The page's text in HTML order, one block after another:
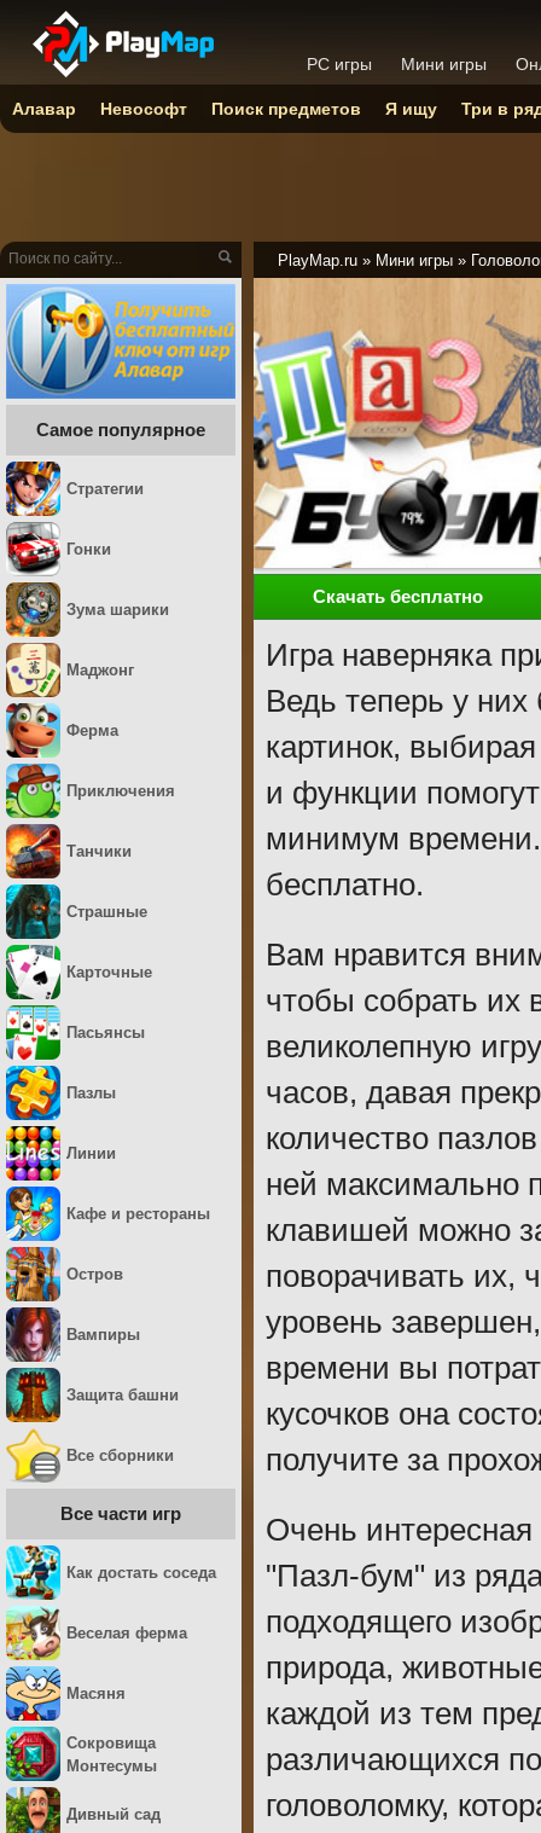
PlayMap.ru » Мини игры »
Скачать бесплатно
Игра наверняка
Ведь теперь у них
картинок,
и функции
минимум
бесплатно.
Вам нравится
чтобы собрать их
великолепную
часов, давая
количество
ней максимально
клавишей можно
поворачивать их,
уровень
времени вы
кусочков она
получите за
Очень интересная
"Пазл-бум" из
подходящего
природа,
каждой из тем
различающихся
головоломку,
Самое популярное
Стратегии
Гонки
Зума шарики
Маджонг
Ферма
Приключения
Танчики
Страшные
Карточные
Пасьянсы
Пазлы
Линии
Кафе и рестораны
Остров
Вампиры
Защита башни
Все сборники
Все части игр
Как достать соседа
Веселая ферма
Масяня
Сокровища
Монтесумы
Дивный сад
PC игры Мини игры
Алавар Невософт Поиск предметов Я ищу Три в